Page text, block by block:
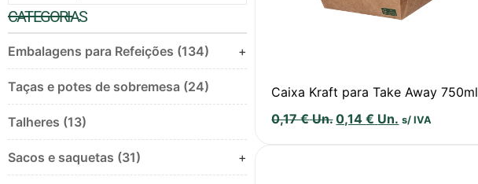
CATEGORIAS
Embalagens para Refeições (134) +
Taças e potes de sobremesa (24)
Talheres (13)
Sacos e saquetas (31) +
Caixa Kraft para Take Away 750ml
0,17€ Un. 0,14€ Un. s/ IVA